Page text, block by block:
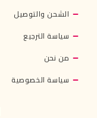
الشحن والتوصيل
سياسة الترجيع
من نحن
سياسة الخصوصية